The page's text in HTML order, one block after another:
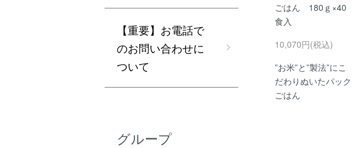
ごはん 180ｇ×40
食入
10,070円(税込)
”お米”と”製法”にこ
だわりぬいたパック
ごはん
【重要】お電話で
のお問い合わせに
ついて
グループ